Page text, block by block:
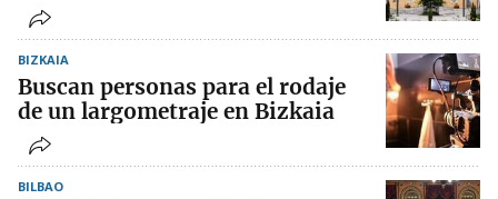
BIZKAIA
Buscan personas para el rodaje
de un largometraje en Bizkaia
BILBAO